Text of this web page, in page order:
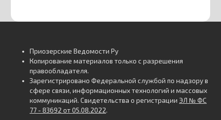
Приозерские Ведомости Ру
Копирование материалов только с разрешения
правообладателя.
Зарегистрировано Федеральной службой по надзору в
сфере связи, информационных технологий и массовых
коммуникаций. Свидетельства о регистрации ЭЛ № ФС
77 - 83692 от 05.08.2022.